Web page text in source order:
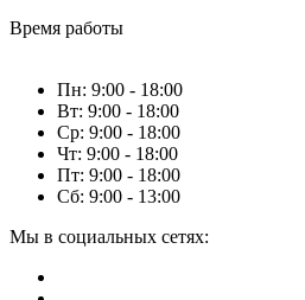
Время работы
Пн: 9:00 - 18:00
Вт: 9:00 - 18:00
Ср: 9:00 - 18:00
Чт: 9:00 - 18:00
Пт: 9:00 - 18:00
Сб: 9:00 - 13:00
Мы в социальных сетях: